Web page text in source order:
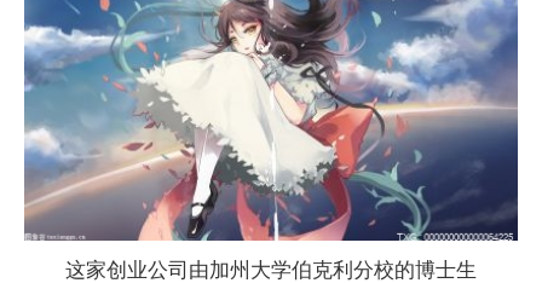
这家创业公司由加州大学伯克利分校的博士生